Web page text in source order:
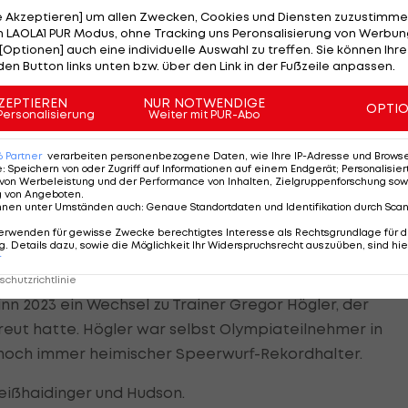
diese kamen erst im dritten Versuch auf
Hudson heran.
ungültigen Versuch, 61,75 und 62,74 folgen. Beim
fest, es wurden nochmals 59,55 m.
Vorjahr, als sie erst bei den European Games in
und in Budapest bei der WM den fünften Platz
2023 ein Wechsel zu Trainer Gregor Högler, der
hatte. Högler war selbst Olympiateilnehmer in
immer heimischer Speerwurf-Rekordhalter.
und Hudson.
Akzeptieren] um allen Zwecken, Cookies und Diensten
PUR Modus, ohne Tracking uns Peronsalisierung von
auch eine individuelle Auswahl zu treffen. Sie können
Button links unten bzw. über den Link in der Fußzeile anpassen.
NUR NOTWENDIGE
Weiter mit PUR-Abo
Partner verarbeiten personenbezogene Daten, wie Ihre IP-Adresse und
: Speichern von oder Zugriff auf Informationen auf einem Endgerät;
Werbeleistung und der Performance von Inhalten, Zielgruppenforschung
von Angeboten
unter Umständen auch: Genaue Standortdaten und Identifikation durch
für gewisse Zwecke berechtigtes Interesse als Rechtsgrundlage für
Details dazu, sowie die Möglichkeit Ihr Widerspruchsrecht auszuüben, sind